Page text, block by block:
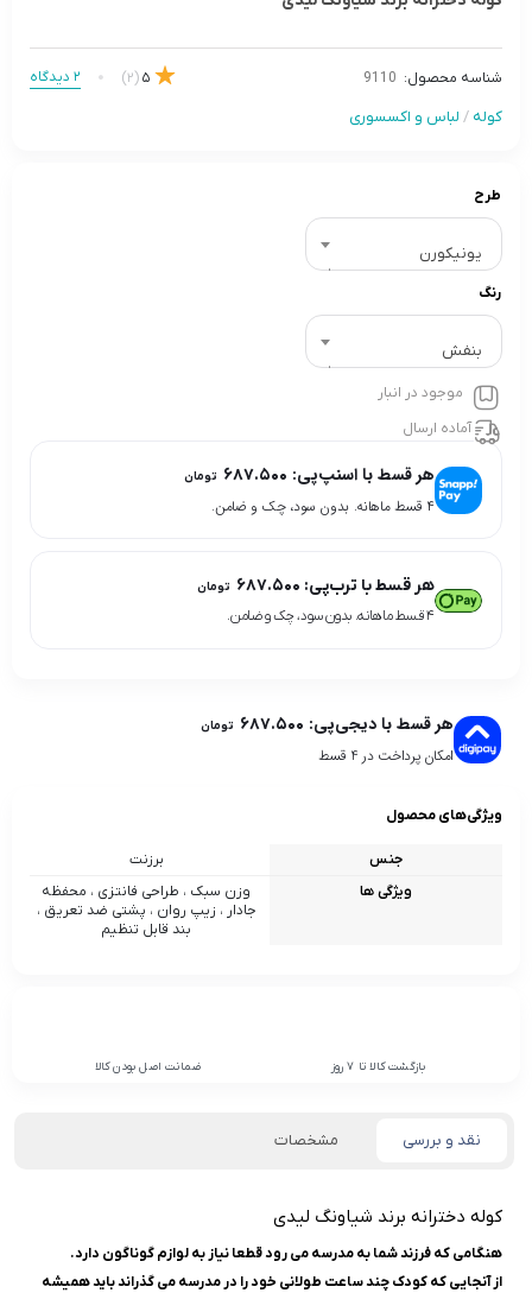
شناسه محصول: 9110
5
(2) 2 دیدگاه
کوله / لباس و اکسسوری
طرح
یونیکورن
رنگ
بنفش
موجود در انبار
آماده ارسال
هر قسط با اسنپ‌پی: ۶۸۷.۵۰۰ تومان
۴ قسط ماهانه. بدون سود، چک و ضامن.
هر قسط با ترب‌پی: ۶۸۷.۵۰۰ تومان
۴ قسط ماهانه. بدون سود، چک و ضامن.
هر قسط با دیجی‌پی: ۶۸۷.۵۰۰ تومان
امکان پرداخت در 4 قسط
ویژگی‌های محصول
جنس
برزنت
ویژگی ها
وزن سبک ، طراحی فانتزی ، محفظه
جادار ، زیپ روان ، پشتی ضد تعریق ،
بند قابل تنظیم
بازگشت کالا تا 7 روز ضمانت اصل بودن کالا
نقد و بررسی مشخصات
کوله دخترانه برند شیاونگ لیدی
هنگامی که فرزند شما به مدرسه می رود قطعا نیاز به لوازم گوناگون دارد.
از آنجایی که کودک چند ساعت طولانی خود را در مدرسه می گذراند باید همیشه